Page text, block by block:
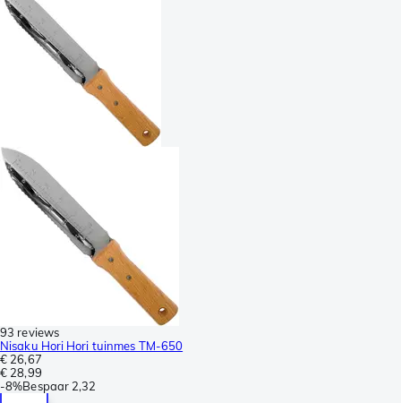
93 reviews
Nisaku Hori Hori tuinmes TM-650
€ 26,67
€ 28,99
-8%Bespaar 2,32